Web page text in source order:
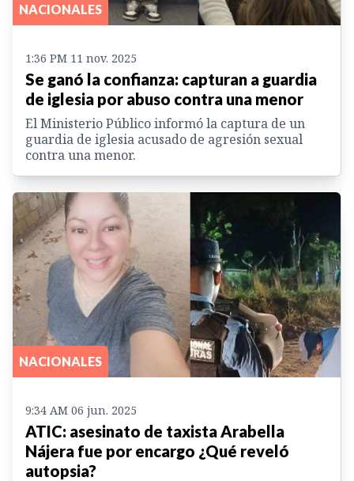
NACIONALES
1:36 PM 11 nov. 2025
Se ganó la confianza: capturan a guardia
de iglesia por abuso contra una menor
El Ministerio Público informó la captura de un
guardia de iglesia acusado de agresión sexual
contra una menor.
NACIONALES
9:34 AM 06 jun. 2025
ATIC: asesinato de taxista Arabella
Nájera fue por encargo ¿Qué reveló
autopsia?